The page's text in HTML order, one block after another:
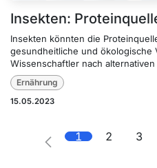
Insekten:
Insekten könnten die
gesundheitliche und ökologische
Wissenschaftler nach
Ernährung
15.05.2023
1 2 3